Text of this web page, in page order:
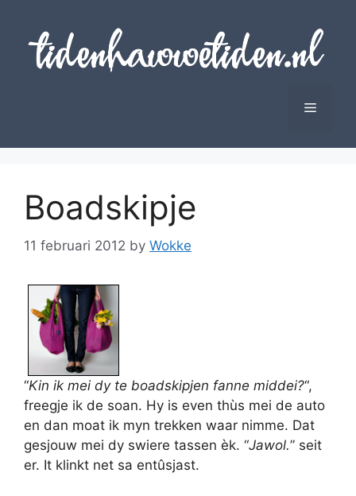
content
Menu
Boadskipje
11 februari 2012 by Wokke
“Kin ik mei dy te boadskipjen fanne middei?“,
freegje ik de soan. Hy is even thùs mei de auto
en dan moat ik myn trekken waar nimme. Dat
gesjouw mei dy swiere tassen èk. “Jawol.” seit
er. It klinkt net sa entûsjast.